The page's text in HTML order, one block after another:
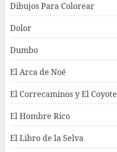
Dibujos Para Colorear
Dolor
Dumbo
El Arca de Noé
El Correcaminos y El Coyote
El Hombre Rico
El Libro de la Selva